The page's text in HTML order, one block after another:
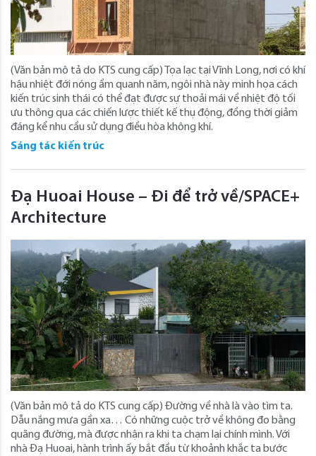
(Văn bản mô tả do KTS cung cấp) Tọa lạc tại Vĩnh Long, nơi có khí
hậu nhiệt đới nóng ẩm quanh năm, ngôi nhà này minh họa cách
kiến ​​trúc sinh thái có thể đạt được sự thoải mái về nhiệt độ tối
ưu thông qua các chiến lược thiết kế thụ động, đồng thời giảm
đáng kể nhu cầu sử dụng điều hòa không khí.
Sáng tác kiến trúc
Đạ Huoai House – Đi để trở về/SPACE+
Architecture
(Văn bản mô tả do KTS cung cấp) Đường về nhà là vào tìm ta.
Dẫu nắng mưa gần xa… Có những cuộc trở về không đo bằng
quãng đường, mà được nhận ra khi ta chạm lại chính mình. Với
nhà Đạ Huoai, hành trình ấy bắt đầu từ khoảnh khắc ta bước